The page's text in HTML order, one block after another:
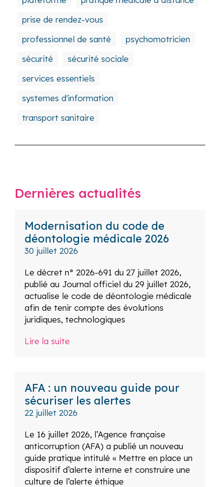
prise de rendez-vous
professionnel de santé
psychomotricien
sécurité
sécurité sociale
services essentiels
systemes d'information
transport sanitaire
Dernières actualités
Modernisation du code de
déontologie médicale 2026
30 juillet 2026
Le décret n° 2026-691 du 27 juillet 2026,
publié au Journal officiel du 29 juillet 2026,
actualise le code de déontologie médicale
afin de tenir compte des évolutions
juridiques, technologiques
Lire la suite
AFA : un nouveau guide pour
sécuriser les alertes
22 juillet 2026
Le 16 juillet 2026, l’Agence française
anticorruption (AFA) a publié un nouveau
guide pratique intitulé « Mettre en place un
dispositif d’alerte interne et construire une
culture de l’alerte éthique